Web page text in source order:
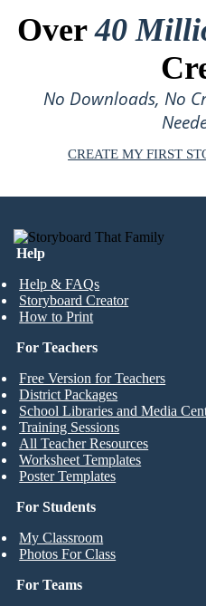
Over40
No Downloads, No
CREATE MY FIRST
Help
Help & FAQs
Storyboard Creator
How to Print
For Students
My Classroom
Photos For Class
For Teachers
Free Version for Teachers
District Packages
School Libraries and Media
Training Sessions
All Teacher Resources
Worksheet Templates
Poster Templates
For Teams